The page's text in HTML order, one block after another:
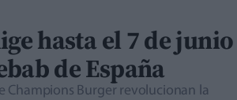
hasta el 7 de junio
de España
Champions Burger revolucionan la